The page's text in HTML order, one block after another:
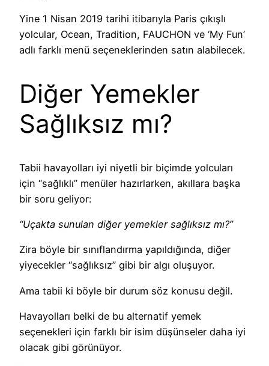
Yine 1 Nisan 2019 tarihi itibarıyla Paris çıkışlı
yolcular, Ocean, Tradition, FAUCHON ve ‘My Fun’
adlı farklı menü seçeneklerinden satın alabilecek.
Diğer Yemekler
Sağlıksız mı?
Tabii havayolları iyi niyetli bir biçimde yolcuları
için “sağlıklı” menüler hazırlarken, akıllara başka
bir soru geliyor:
“Uçakta sunulan diğer yemekler sağlıksız mı?”
Zira böyle bir sınıflandırma yapıldığında, diğer
yiyecekler “sağlıksız” gibi bir algı oluşuyor.
Ama tabii ki böyle bir durum söz konusu değil.
Havayolları belki de bu alternatif yemek
seçenekleri için farklı bir isim düşünseler daha iyi
olacak gibi görünüyor.